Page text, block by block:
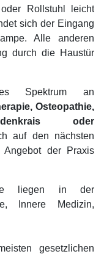
Rollstuhl leicht
sich der Eingang
Alle anderen
durch die Haustür
Spektrum an
Osteopathie,
oder
auf den nächsten
der Praxis
liegen in der
Innere Medizin,
gesetzlichen